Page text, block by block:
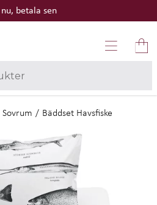
nu, betala sen
Sovrum / Bäddset Havsfiske